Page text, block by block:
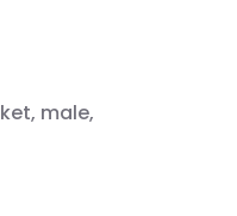
male,